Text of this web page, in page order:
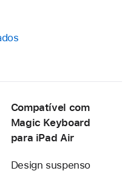
Compatível com
Magic Keyboard
para iPad Air
Design suspenso